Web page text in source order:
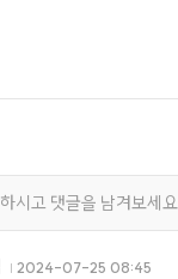
하시고 댓글을 남겨보세
2024-07-25 08:45